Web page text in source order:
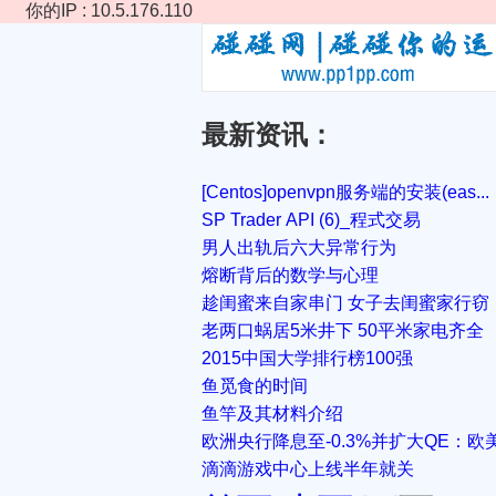
你的IP : 10.5.176.110
最新资讯：
[Centos]openvpn服务端的安装(eas...
SP Trader API (6)_程式交易
男人出轨后六大异常行为
熔断背后的数学与心理
趁闺蜜来自家串门 女子去闺蜜家行窃
老两口蜗居5米井下 50平米家电齐全
2015中国大学排行榜100强
鱼觅食的时间
鱼竿及其材料介绍
欧洲央行降息至-0.3%并扩大QE：欧
滴滴游戏中心上线半年就关